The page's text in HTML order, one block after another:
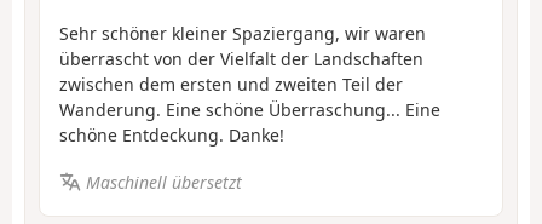
Sehr schöner kleiner Spaziergang, wir waren
überrascht von der Vielfalt der Landschaften
zwischen dem ersten und zweiten Teil der
Wanderung. Eine schöne Überraschung... Eine
schöne Entdeckung. Danke!
Maschinell übersetzt